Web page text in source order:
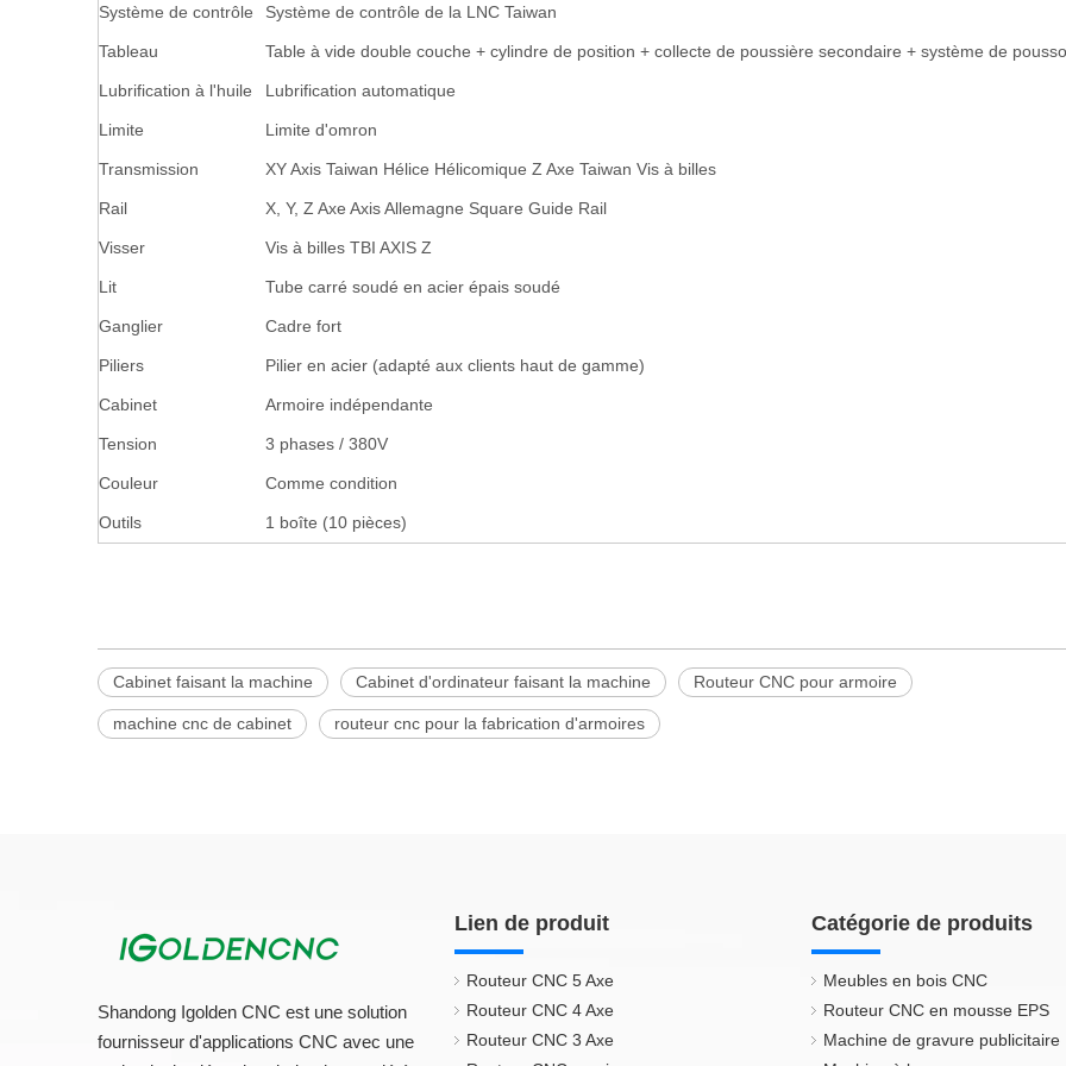
Système de contrôle Système de contrôle de la LNC Taiwan
Tableau Table à vide double couche + cylindre de position + collecte de poussière secondaire + système de
Lubrification à l'huile Lubrification automatique
Limite Limite d'omron
Transmission XY Axis Taiwan Hélice Hélicomique Z Axe Taiwan Vis à billes
Rail X, Y, Z Axe Axis Allemagne Square Guide Rail
Visser Vis à billes TBI AXIS Z
Lit Tube carré soudé en acier épais soudé
Ganglier Cadre fort
Piliers Pilier en acier (adapté aux clients haut de gamme)
Cabinet Armoire indépendante
Tension 3 phases / 380V
Couleur Comme condition
Outils 1 boîte (10 pièces)
Cabinet faisant la machine Cabinet d'ordinateur faisant la machine Routeur CNC pour armoire
machine cnc de cabinet routeur cnc pour la fabrication d'armoires
Shandong Igolden CNC est une solution
fournisseur d'applications CNC avec une
Lien de produit
Routeur CNC 5 Axe
Routeur CNC 4 Axe
Routeur CNC 3 Axe
Catégorie de produits
Meubles en bois CNC
Routeur CNC en mousse EPS
Machine de gravure publicitaire